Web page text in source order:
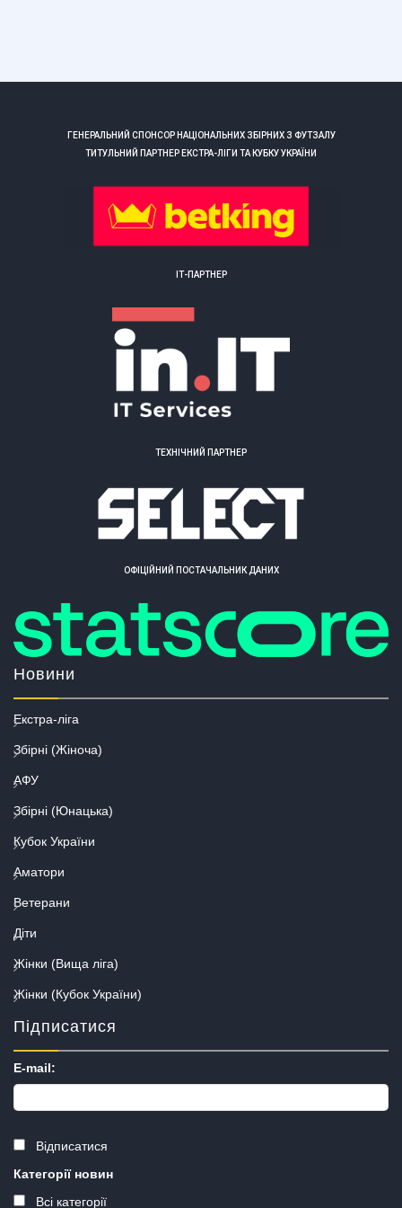
ГЕНЕРАЛЬНИЙ СПОНСОР НАЦІОНАЛЬНИХ ЗБІРНИХ З ФУТЗАЛУ
ТИТУЛЬНИЙ ПАРТНЕР ЕКСТРА-ЛІГИ ТА КУБКУ УКРАЇНИ
ІТ-ПАРТНЕР
ТЕХНІЧНИЙ ПАРТНЕР
ОФІЦІЙНИЙ ПОСТАЧАЛЬНИК ДАНИХ
Новини
Екстра-ліга
Збірні (Жіноча)
АФУ
Збірні (Юнацька)
Кубок України
Аматори
Ветерани
Діти
Жінки (Вища ліга)
Жінки (Кубок України)
Підписатися
E-mail:
Відписатися
Категорії новин
Всі категорії